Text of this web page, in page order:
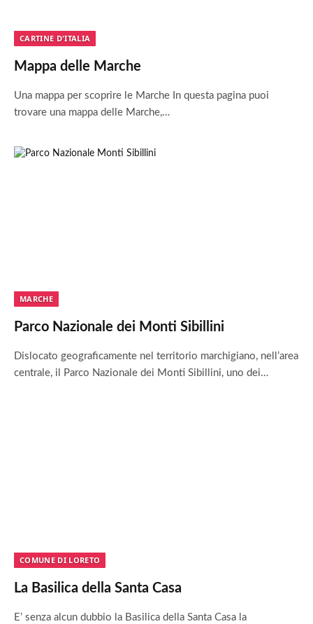
CARTINE D'ITALIA
Mappa delle Marche
Una mappa per scoprire le Marche In questa pagina puoi
trovare una mappa delle Marche,…
MARCHE
Parco Nazionale dei Monti Sibillini
Dislocato geograficamente nel territorio marchigiano, nell’area
centrale, il Parco Nazionale dei Monti Sibillini, uno dei…
COMUNE DI LORETO
La Basilica della Santa Casa
E’ senza alcun dubbio la Basilica della Santa Casa la